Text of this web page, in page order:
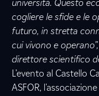
università. Questo
cogliere le sfide e le
futuro, in stretta
cui vivono e
direttore scientifico
L’evento al Castello
ASFOR,